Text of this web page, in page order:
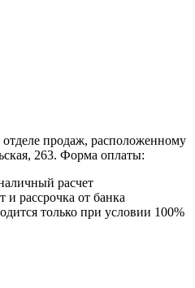
продаж, расположенному
263. Форма оплаты:
расчет
и рассрочка от банка
только при условии 100%